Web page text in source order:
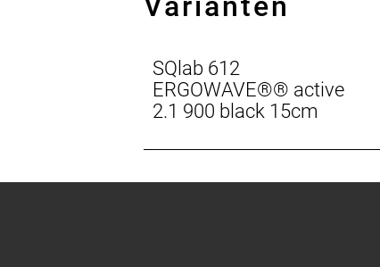
SQlab 612
ERGOWAVE®® active
2.1 900 black 15cm